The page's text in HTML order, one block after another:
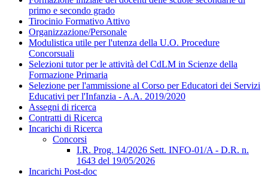
primo e secondo grado
Tirocinio Formativo Attivo
Organizzazione/Personale
Modulistica utile per l'utenza della U.O. Procedure
Concorsuali
Selezioni tutor per le attività del CdLM in Scienze della
Formazione Primaria
Selezione per l'ammissione al Corso per Educatori dei Servizi
Educativi per l'Infanzia - A.A. 2019/2020
Assegni di ricerca
Contratti di Ricerca
Incarichi di Ricerca
Concorsi
I.R. Prog. 14/2026 Sett. INFO-01/A - D.R. n.
1643 del 19/05/2026
Incarichi Post-doc